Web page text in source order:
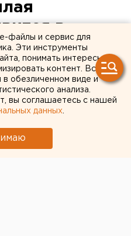
в
центре
файлы и сервис для
Эти инструменты
понимать интересы
контент. Вся
обезличенном виде и
анализа.
вы соглашаетесь с нашей
данных